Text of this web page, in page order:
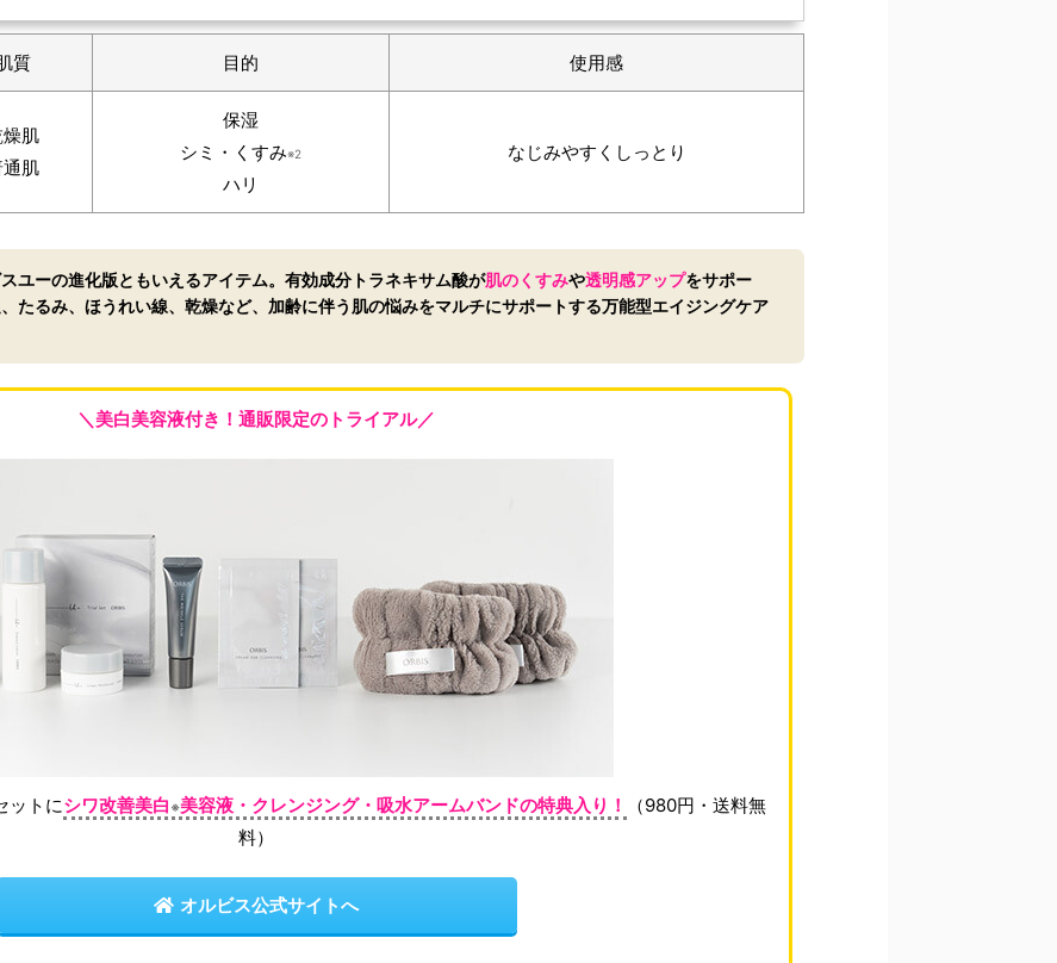
質 目的 使用感
肌
肌
保湿
シミ・くすみ※2
ハリ
なじみやすくしっとり
ユーの進化版ともいえるアイテム。有効成分トラネキサム酸が肌のくすみや透明感アップをサポー
たるみ、ほうれい線、乾燥など、加齢に伴う肌の悩みをマルチにサポートする万能型エイジングケア
＼美白美容液付き！通販限定のトライアル／
ットにシワ改善美白 ※美容液・クレンジング・吸水アームバンドの特典入り！
（980円・送料無
料）
オルビス公式サイトへ